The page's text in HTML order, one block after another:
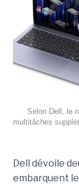
Selon Dell, le
multitâches
Dell dévoile
embarquent